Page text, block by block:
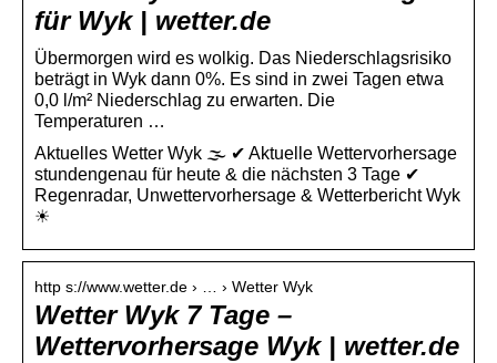
für Wyk | wetter.de
Übermorgen wird es wolkig. Das Niederschlagsrisiko
beträgt in Wyk dann 0%. Es sind in zwei Tagen etwa
0,0 l/m² Niederschlag zu erwarten. Die
Temperaturen …
Aktuelles Wetter Wyk 🌫️ ✔ Aktuelle Wettervorhersage
stundengenau für heute & die nächsten 3 Tage ✔
Regenradar, Unwettervorhersage & Wetterbericht Wyk
☀
http s://www.wetter.de › … › Wetter Wyk
Wetter Wyk 7 Tage –
Wettervorhersage Wyk | wetter.de